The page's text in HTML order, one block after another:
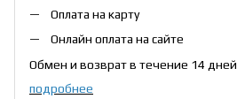
Оплата на карту
Онлайн оплата на сайте
Обмен и возврат в течение 14 дней
подробнее